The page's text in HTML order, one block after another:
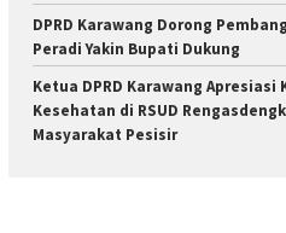
DPRD Karawang Dorong
Peradi Yakin Bupati Dukung
Ketua DPRD Karawang Apresiasi
Kesehatan di RSUD
Masyarakat Pesisir